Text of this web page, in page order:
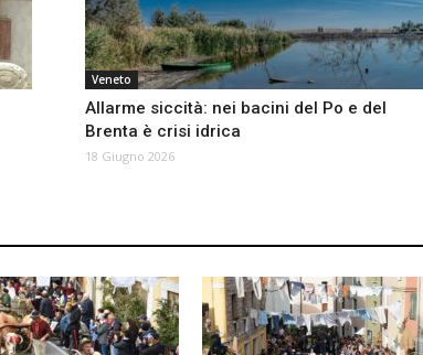
Veneto
Allarme siccità: nei bacini del Po e del
Brenta è crisi idrica
18 Giugno 2026